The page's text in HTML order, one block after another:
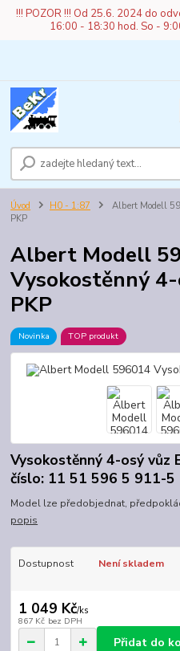
!!! POZOR !!! Od 25.6. 2024 do
16:00 - 18:30 hod. So -
Úvod H0 - 1:87
Albert Modell
PKP
Albert Modell
Vysokostěnný
PKP
Novinka TOP produkt
Vysokostěnný 4-osý vůz
číslo: 11 51 596 5 911-5
Model lze předobjednat,
popis
Dostupnost Není skladem
1 049 Kč/ks
867 Kč bez DPH
Přidat do